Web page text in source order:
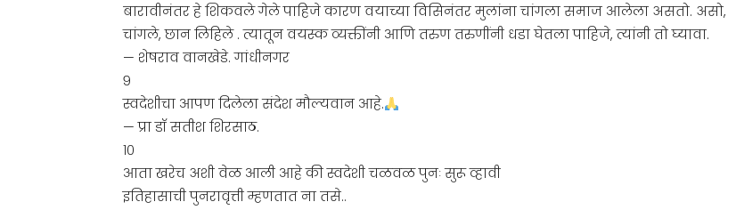
बारावीनंतर हे शिकवले गेले पाहिजे कारण वयाच्या विसिनंतर मुलांना चांगला समाज आलेला असतो. असो,
चांगले, छान लिहिले . त्यातून वयस्क व्यक्तींनी आणि तरुण तरुणींनी धडा घेतला पाहिजे, त्यांनी तो घ्यावा.
— शेषराव वानखेडे. गांधीनगर
९
स्वदेशीचा आपण दिलेला संदेश मौल्यवान आहे.
— प्रा डॉ सतीश शिरसाठ.
१०
आता खरेच अशी वेळ आली आहे की स्वदेशी चळवळ पुनः सुरू व्हावी
इतिहासाची पुनरावृत्ती म्हणतात ना तसे..